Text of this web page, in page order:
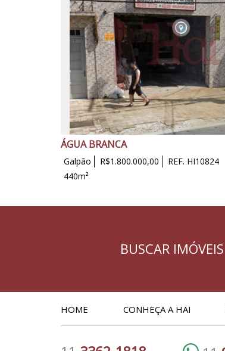
ÁGUA BRANCA
Galpão R$1.800.000,00
REF. HI10824
440m²
BUSCAR IMÓVEIS
HOME CONHEÇA A HAI